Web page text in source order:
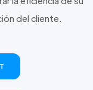
del cliente.